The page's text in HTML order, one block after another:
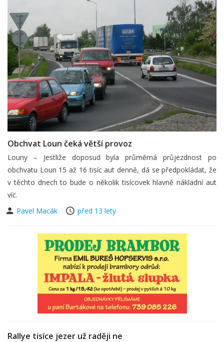
Obchvat Loun čeká větší provoz
Louny – Jestliže doposud byla průměrná průjezdnost po
obchvatu Loun 15 až 16 tisíc aut denně, dá se předpokládat, že
v těchto dnech to bude o několik tisícovek hlavně nákladní aut
víc.
Pavel Macák
před 13 lety
Rallye tisíce jezer už raději ne